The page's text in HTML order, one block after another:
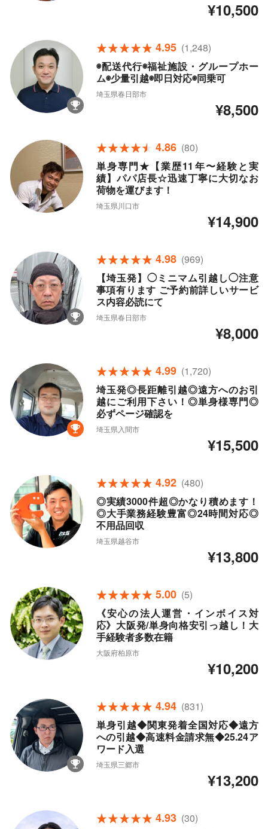
¥10,500
4.95 (1,248)
◉配送代行◉福祉施設・グループホー
ム◉少量引越◉即日対応◉同乗可
埼玉県春日部市
¥8,500
4.86 (80)
単身専門★【業歴11年〜経験と実
績】パパ店長☆迅速丁寧に大切なお
荷物を運びます！
埼玉県川口市
¥14,900
4.98 (969)
【埼玉発】◯ミニマム引越し◯注意
事項有ります ご予約前詳しいサービ
ス内容必読にて
埼玉県春日部市
¥8,000
4.99 (1,720)
埼玉発◎長距離引越◎遠方へのお引
越にご利用下さい！◎単身様専門◎
必ずページ確認を
埼玉県入間市
¥15,500
4.92 (480)
◎実績3000件超◎かなり積めます！
◎大手業務経験豊富◎24時間対応◎
不用品回収
埼玉県越谷市
¥13,800
5.00 (5)
《安心の法人運営・インボイス対
応》大阪発/単身向格安引っ越し！大
手経験者多数在籍
大阪府柏原市
¥10,200
4.94 (831)
単身引越◆関東発着全国対応◆遠方
への引越◆高速料金請求無◆25.24ア
ワード入選
埼玉県三郷市
¥13,200
4.93 (30)